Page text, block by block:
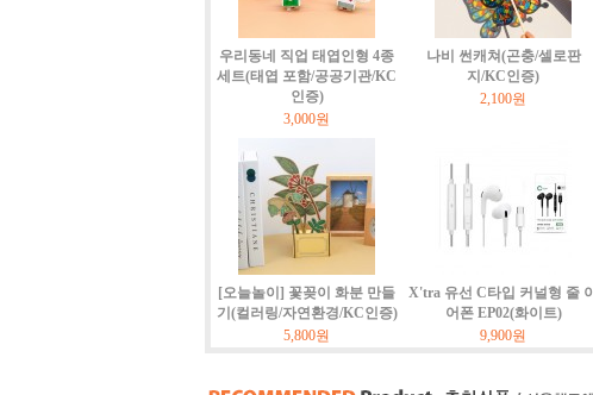
우리동네 직업 태엽인형 4종
세트(태엽 포함/공공기관/KC
인증)
3,000원
나비 썬캐쳐(곤충/셀로판
지/KC인증)
2,100원
[오늘놀이] 꽃꽂이 화분 만들
기(컬러링/자연환경/KC인증)
5,800원
X'tra 유선 C타입 커널형 줄 이
어폰 EP02(화이트)
9,900원